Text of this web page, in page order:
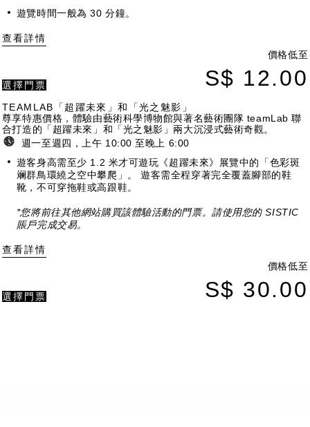
遊覽時間一般為 30 分鐘。
查看詳情
價格低至
S$ 12.00
選擇門票
TEAMLAB「超躍未來」和「光之魅影」
尊享特惠價格，體驗由藝術科學博物館與著名藝術團隊 teamLab 聯
合打造的「超躍未來」和「光之魅影」兩大沉浸式藝術奇觀。
週一至週四，上午 10:00 至晚上 6:00
遊客身高需至少 1.2 米才可遊玩《超躍未來》展覽中的「色彩斑
斓群鳥環繞之空中攀爬」。 遊客需全程穿著完全覆蓋腳部的鞋
靴，不可穿拖鞋或高跟鞋。
*您將前往其他網站購買該體驗活動的門票。請使用您的 SISTIC
賬戶完成交易。
查看詳情
價格低至
S$ 30.00
選擇門票